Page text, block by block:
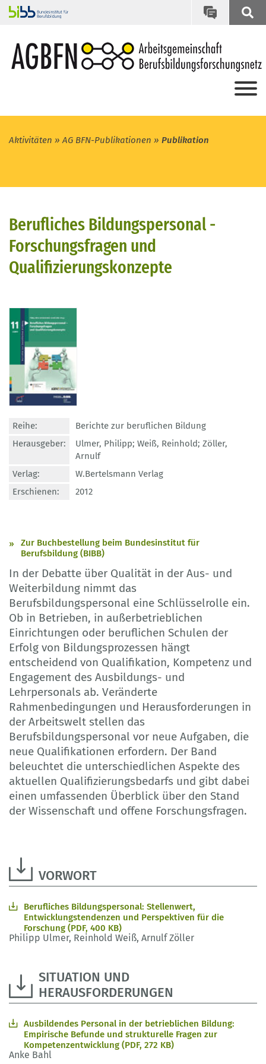
Aktivitäten AG BFN-Publikationen Publikation
Berufliches Bildungspersonal -
Forschungsfragen und
Qualifizierungskonzepte
Reihe:
Berichte zur beruflichen Bildung
Herausgeber:
Ulmer, Philipp; Weiß, Reinhold; Zöller,
Arnulf
Verlag:
W.Bertelsmann Verlag
Erschienen:
2012
Zur Buchbestellung beim Bundesinstitut für
Berufsbildung (BIBB)
In der Debatte über Qualität in der Aus- und
Weiterbildung nimmt das
Berufsbildungspersonal eine Schlüsselrolle ein.
Ob in Betrieben, in außerbetrieblichen
Einrichtungen oder beruflichen Schulen der
Erfolg von Bildungsprozessen hängt
entscheidend von Qualifikation, Kompetenz und
Engagement des Ausbildungs- und
Lehrpersonals ab. Veränderte
Rahmenbedingungen und Herausforderungen in
der Arbeitswelt stellen das
Berufsbildungspersonal vor neue Aufgaben, die
neue Qualifikationen erfordern. Der Band
beleuchtet die unterschiedlichen Aspekte des
aktuellen Qualifizierungsbedarfs und gibt dabei
einen umfassenden Überblick über den Stand
der Wissenschaft und offene Forschungsfragen.
VORWORT
Berufliches Bildungspersonal: Stellenwert,
Entwicklungstendenzen und Perspektiven für die
Forschung (PDF, 400 KB)
Philipp Ulmer, Reinhold Weiß, Arnulf Zöller
SITUATION UND
HERAUSFORDERUNGEN
Ausbildendes Personal in der betrieblichen Bildung:
Empirische Befunde und strukturelle Fragen zur
Kompetenzentwicklung (PDF, 272 KB)
Anke Bahl